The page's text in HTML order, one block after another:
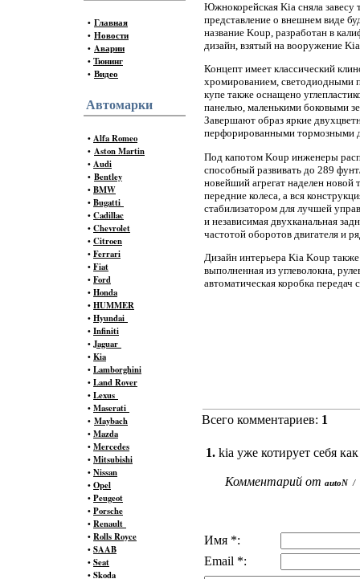
• Главная
• Новости
• Aварии
•Тюнинг
• Видео
Автомарки
•Alfa Romeo
• Aston Martin
•Audi
• Bentley
•BMW
•Bugatti
•Cadillac
•Chevrolet
•Citroen
•Ferrari
•Fiat
•Ford
•Honda
•HUMMER
•Hyundai
•Infiniti
•Jaguar
•Kia
•Lamborghini
•Land Rover
•Lexus
•Maserati
• Maybach
•Mazda
•Mercedes
•Mitsubishi
•Nissan
•Opel
•Peugeot
•Porsche
•Renault
•Rolls Royce
•SAAB
•Seat
•Skoda
Южнокорейская Kia сняла завесу
представление о внешнем виде
название Koup, разработан в
дизайн, взятый на вооружение
Концепт имеет классический
хромированием, светодиодными
купе также оснащено
панелью, маленькими боковыми
Завершают образ яркие
перфорированными тормозными
Под капотом Koup инженеры
способный развивать до 289
новейший агрегат наделен
передние колеса, а вся
стабилизатором для лучшей
и независимая двухканальная
частотой оборотов двигателя и
Дизайн интерьера Kia Koup
выполненная из углеволокна,
автоматическая коробка
Всего комментариев: 1
1. kia уже котирует себя
Комментарий от autoN /
Имя *:
Email *: